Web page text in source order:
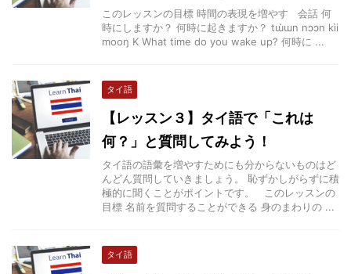
このレッスンの目標 時間の表現を増やす 会話 何
時にしますか？ 何時に起きますか？ tɯ̀ɯn nɔɔn kìi
mooŋ K What time do you wake up? 何時に ...
タイ語
【レッスン３】タイ語で「これは
何？」と質問してみよう！
タイ語の語彙を増やすためにも分からないものはど
んどん質問していきましょう。 恥ずかしがらずに積
極的に聞くことがポイントです。 このレッスンの
目標 名前を質問することができる 身のまわりの ...
タイ語